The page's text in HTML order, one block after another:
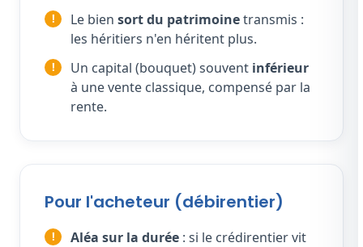
Le bien sort du patrimoinetransmis :
les héritiers n'en héritent plus.
Un capital (bouquet) souvent inférieur
à une vente classique, compensé par la
rente.
Pour l'acheteur (débirentier)
Aléa sur la durée : si le crédirentier vit